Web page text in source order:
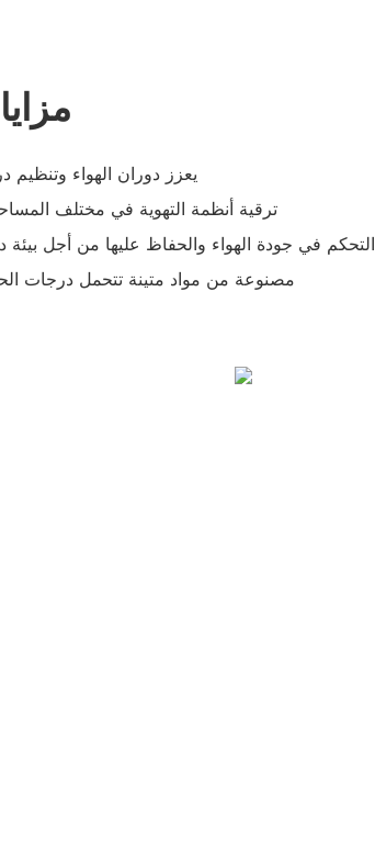
- يعزز دوران الهواء وتنظيم
- ترقية أنظمة التهوية في مختلف
- التحكم في جودة الهواء والحفاظ عليها من أجل بيئة
- مصنوعة من مواد متينة تتحمل درجات